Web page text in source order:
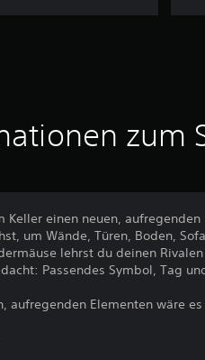
zum
Keller einen neuen,
um Wände, Türen, Boden,
lehrst du deinen
Passendes Symbol, Tag
aufregenden Elementen wäre